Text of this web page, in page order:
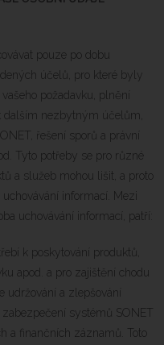
pouze po dobu
účelů, pro které byly
požadavku, plnění
dalším nezbytným účelům,
řešení sporů a právní
Tyto potřeby se pro různé
a služeb mohou lišit, a proto
informací. Mezi
uchovávání informací, patří:
k poskytování produktů,
apod. a pro zajištění chodu
udržování a zlepšování
zabezpečení systémů SONET
a finančních záznamů. Toto